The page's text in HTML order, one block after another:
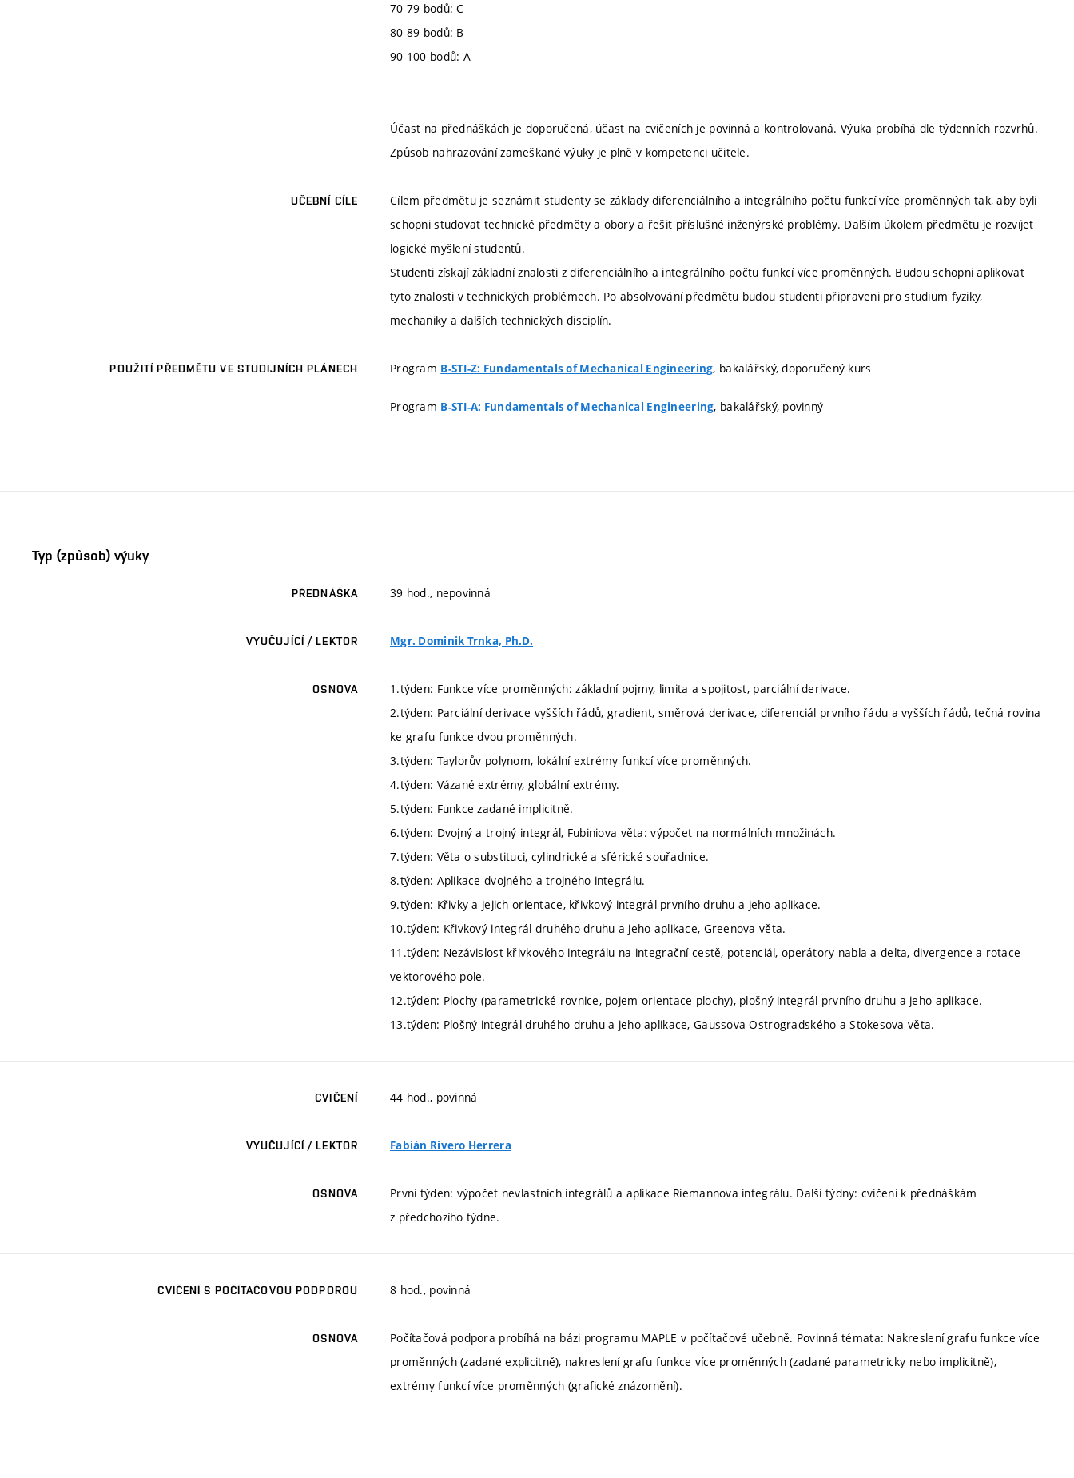
70-79 bodů: C
80-89 bodů: B
90-100 bodů: A
Účast na přednáškách je doporučená, účast na cvičeních je povinná a kontrolovaná. Výuka probíhá dle týdenních rozvrhů.
Způsob nahrazování zameškané výuky je plně v kompetenci učitele.
UČEBNÍ CÍLE
Cílem předmětu je seznámit studenty se základy diferenciálního a integrálního počtu funkcí více proměnných tak, aby byli
schopni studovat technické předměty a obory a řešit příslušné inženýrské problémy. Dalším úkolem předmětu je rozvíjet
logické myšlení studentů.
Studenti získají základní znalosti z diferenciálního a integrálního počtu funkcí více proměnných. Budou schopni aplikovat
tyto znalosti v technických problémech. Po absolvování předmětu budou studenti připraveni pro studium fyziky,
mechaniky a dalších technických disciplín.
POUŽITÍ PŘEDMĚTU VE STUDIJNÍCH PLÁNECH Program B-STI-Z: Fundamentals of Mechanical Engineering, bakalářský, doporučený kurs
Program B-STI-A: Fundamentals of Mechanical Engineering, bakalářský, povinný
Typ (způsob) výuky
PŘEDNÁŠKA 39 hod., nepovinná
VYUČUJÍCÍ / LEKTOR Mgr. Dominik Trnka, Ph.D.
OSNOVA
1.týden: Funkce více proměnných: základní pojmy, limita a spojitost, parciální derivace.
2.týden: Parciální derivace vyšších řádů, gradient, směrová derivace, diferenciál prvního řádu a vyšších řádů, tečná rovina
ke grafu funkce dvou proměnných.
3.týden: Taylorův polynom, lokální extrémy funkcí více proměnných.
4.týden: Vázané extrémy, globální extrémy.
5.týden: Funkce zadané implicitně.
6.týden: Dvojný a trojný integrál, Fubiniova věta: výpočet na normálních množinách.
7.týden: Věta o substituci, cylindrické a sférické souřadnice.
8.týden: Aplikace dvojného a trojného integrálu.
9.týden: Křivky a jejich orientace, křivkový integrál prvního druhu a jeho aplikace.
10.týden: Křivkový integrál druhého druhu a jeho aplikace, Greenova věta.
11.týden: Nezávislost křivkového integrálu na integrační cestě, potenciál, operátory nabla a delta, divergence a rotace
vektorového pole.
12.týden: Plochy (parametrické rovnice, pojem orientace plochy), plošný integrál prvního druhu a jeho aplikace.
13.týden: Plošný integrál druhého druhu a jeho aplikace, Gaussova-Ostrogradského a Stokesova věta.
CVIČENÍ 44 hod., povinná
VYUČUJÍCÍ / LEKTOR Fabián Rivero Herrera
OSNOVA
První týden: výpočet nevlastních integrálů a aplikace Riemannova integrálu. Další týdny: cvičení k přednáškám
z předchozího týdne.
CVIČENÍ S POČÍTAČOVOU PODPOROU 8 hod., povinná
OSNOVA
Počítačová podpora probíhá na bázi programu MAPLE v počítačové učebně. Povinná témata: Nakreslení grafu funkce více
proměnných (zadané explicitně), nakreslení grafu funkce více proměnných (zadané parametricky nebo implicitně),
extrémy funkcí více proměnných (grafické znázornění).